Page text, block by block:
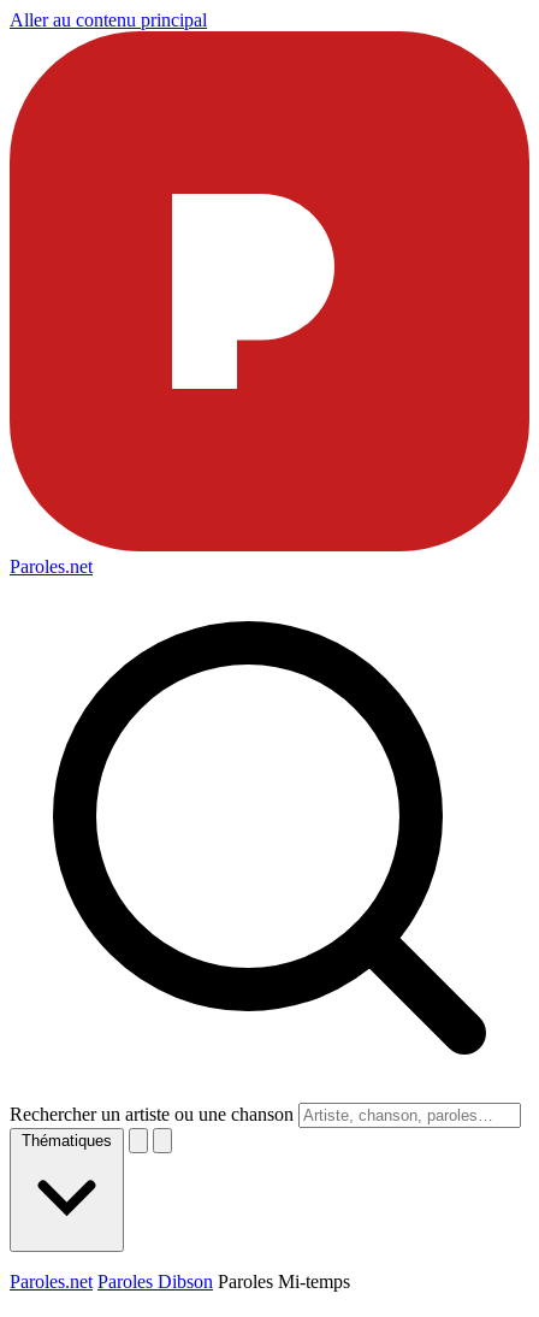
Aller au contenu principal
Paroles.net
Rechercher un artiste ou une chanson
Thématiques
Paroles.net Paroles Dibson Paroles Mi-temps